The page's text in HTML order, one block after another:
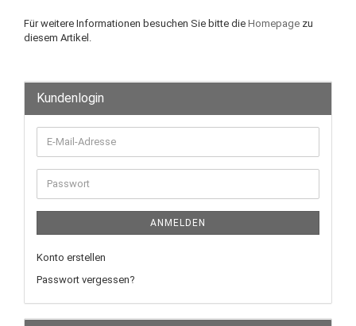
Für weitere Informationen besuchen Sie bitte die Homepage zu
diesem Artikel.
Kundenlogin
E-
Mail-
Adresse
Passwort
ANMELDEN
Konto erstellen
Passwort vergessen?